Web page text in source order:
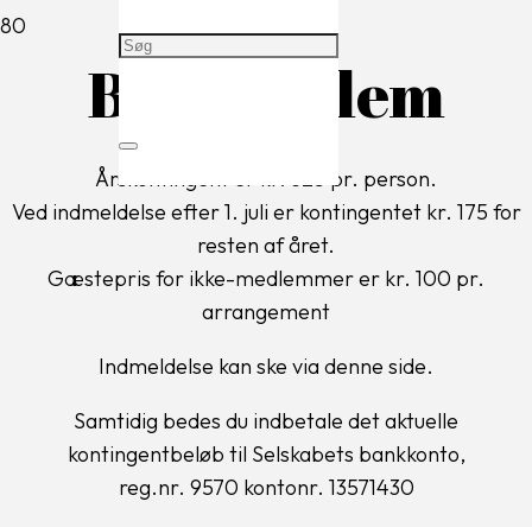
Bliv medlem
Årskontingent er kr. 325 pr. person.
Ved indmeldelse efter 1. juli er kontingentet kr. 175 for
resten af året.
Gæstepris for ikke-medlemmer er kr. 100 pr.
arrangement
Indmeldelse kan ske via denne side.
Samtidig bedes du indbetale det aktuelle
kontingentbeløb til Selskabets bankkonto,
reg.nr. 9570 kontonr. 13571430